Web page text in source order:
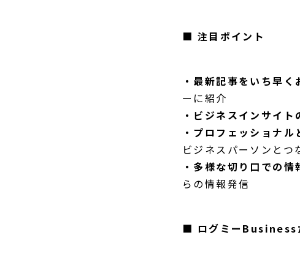
■ 注目ポイント
・最新記事をいち早く
ーに紹介
・ビジネスインサイト
・プロフェッショナル
ビジネスパーソンとつ
・多様な切り口での情
らの情報発信
■ ログミーBusiness